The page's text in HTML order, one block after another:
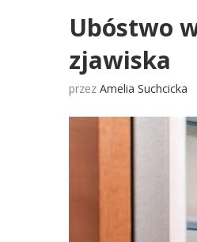
Ubóstwo
zjawiska
przez Amelia Suchcicka